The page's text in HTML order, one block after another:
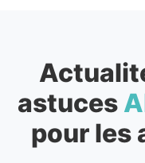
astuces
pour les